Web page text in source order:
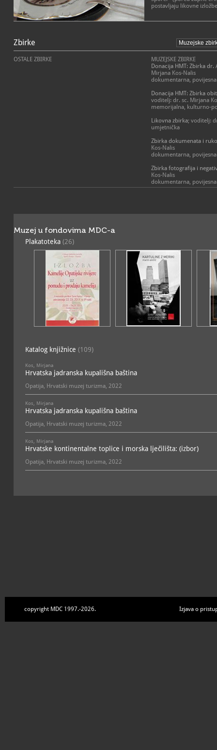
postavljaju likovne
Zbirke
OSTALE ZBIRKE
MUZEJSKE ZBIRKE
Donacija HMT: Zbirka dr.
Mirjana Kos-Nalis
dokumentarna, povijesna
Donacija HMT: Zbirka
voditelj: dr. sc. Mirjana
memorijalna, kulturno-
Likovna zbirka; voditelj:
umjetnička
Zbirka dokumenata i
Kos-Nalis
dokumentarna, povijesna
Zbirka fotografija i
Kos-Nalis
dokumentarna, povijesna
Mirjana Kos-Nalis
povijesna, kulturno-
Zbirka plakata i reklama
Kos-Nalis
dokumentarna, tiskana
Zbirka razglednica
;
Nalis
dokumentarna, tiskana
Zbirka suvenira
;
Zbirka varia; voditelj: dr.
Muzej u fondovima MDC-a
Plakatoteka (26)
Katalog knjižnice (109)
Kos, Mirjana
Hrvatska jadranska kupališna baština
Opatija, Hrvatski muzej turizma, 2022
Kos, Mirjana
Hrvatska jadranska kupališna baština
Opatija, Hrvatski muzej turizma, 2022
Kos, Mirjana
Hrvatske kontinentalne toplice i morska lječilišta: (izbor)
Opatija, Hrvatski muzej turizma, 2022
copyright MDC 1997.-2026. Izjava o